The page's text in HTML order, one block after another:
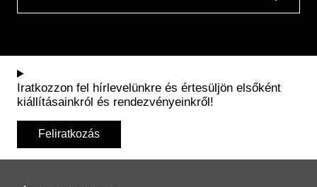
Iratkozzon fel hírlevelünkre és értesüljön elsőként
kiállításainkról és rendezvényeinkről!
Feliratkozás